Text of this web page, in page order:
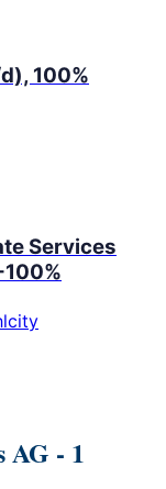
100%
Services
AG - 1